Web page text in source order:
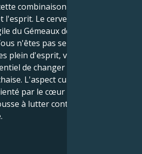
combinaison est de faire le
Le cerveau du Cancer
du Gémeaux de se concentrer
n'êtes pas seulement un
plein d'esprit, vous avez aussi
de changer la vie des gens
L'aspect curieux de votre
par le cœur bienveillant du
à lutter contre l'injustice et à